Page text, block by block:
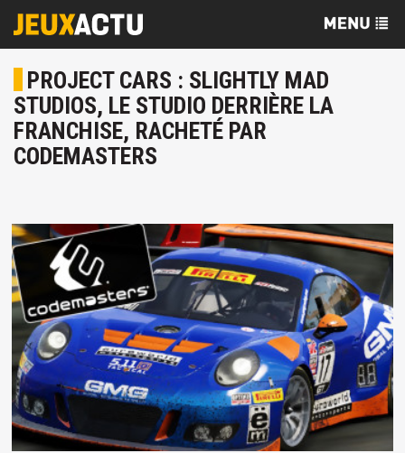
PROJECT CARS : SLIGHTLY MAD
STUDIOS, LE STUDIO DERRIÈRE LA
FRANCHISE, RACHETÉ PAR
CODEMASTERS